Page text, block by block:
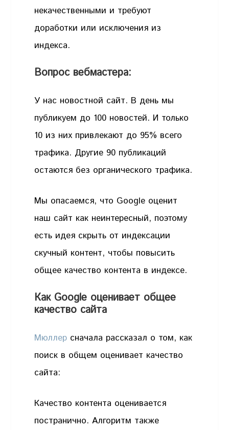
некачественными и требуют
доработки или исключения из
индекса.
Вопрос вебмастера:
У нас новостной сайт. В день мы
публикуем до 100 новостей. И только
10 из них привлекают до 95% всего
трафика. Другие 90 публикаций
остаются без органического трафика.
Мы опасаемся, что Google оценит
наш сайт как неинтересный, поэтому
есть идея скрыть от индексации
скучный контент, чтобы повысить
общее качество контента в индексе.
Как Google оценивает общее
качество сайта
Мюллер сначала рассказал о том, как
поиск в общем оценивает качество
сайта:
Качество контента оценивается
постранично. Алгоритм также